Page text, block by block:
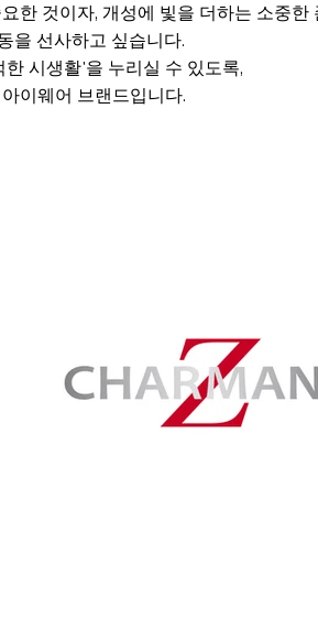
한 것이자, 개성에 빛을 더하는 소중한
을 선사하고 싶습니다.
시생활'을 누리실 수 있도록,
이웨어 브랜드입니다.